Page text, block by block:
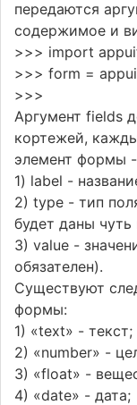
передаются
содержимое и
>>> import
>>> form =
>>>
Аргумент fields
кортежей,
элемент формы
1) label -
2) type - тип
будет даны
3) value -
обязателен).
Существуют
формы:
1) «text» - текст;
2) «number» -
3) «float» -
4) «date» - дата;